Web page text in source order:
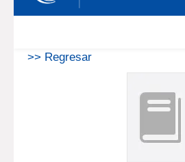
>> Regresar